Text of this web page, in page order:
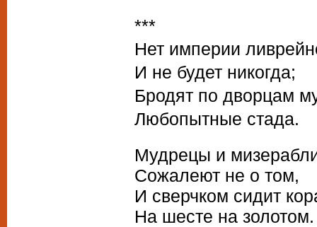
***
Нет империи
И не будет никогда;
Бродят по дворцам
Любопытные стада.
Мудрецы и
Сожалеют не о том,
И сверчком сидит
На шесте на золотом.